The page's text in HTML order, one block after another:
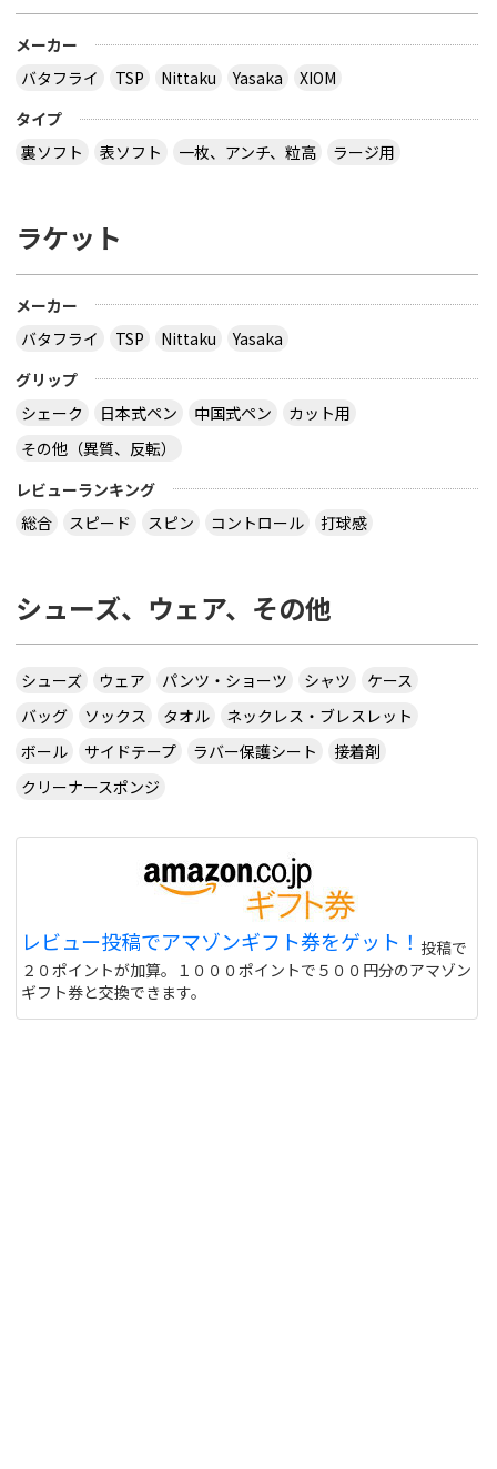
メーカー
バタフライ
TSP Nittaku Yasaka
XIOM
タイプ
裏ソフト
表ソフト 一枚、アンチ、粒高 ラージ用
ラケット
メーカー
バタフライ
TSP Nittaku
Yasaka
グリップ
シェーク
日本式ペン 中国式ペン
カット用
その他（異質、反転）
レビューランキング
総合
スピード スピン コントロール 打球感
シューズ、ウェア、その他
シューズ ウェア パンツ・ショーツ シャツ
ケース
バッグ
ソックス タオル
ネックレス・ブレスレット
ボール
サイドテープ ラバー保護シート
接着剤
クリーナースポンジ
レビュー投稿でアマゾンギフト券をゲット！ 投稿で
２０ポイントが加算。１０００ポイントで５００円分のアマゾン
ギフト券と交換できます。